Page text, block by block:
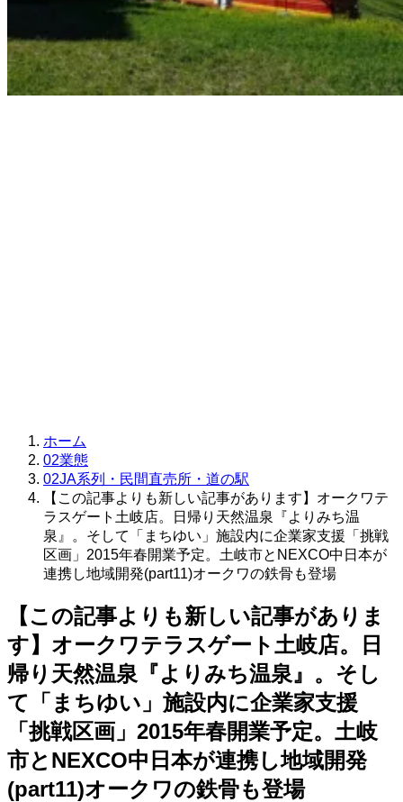
ホーム
02業態
02JA系列・民間直売所・道の駅
【この記事よりも新しい記事があります】オークワテ
ラスゲート土岐店。日帰り天然温泉『よりみち温
泉』。そして「まちゆい」施設内に企業家支援「挑戦
区画」2015年春開業予定。土岐市とNEXCO中日本が
連携し地域開発(part11)オークワの鉄骨も登場
【この記事よりも新しい記事がありま
す】オークワテラスゲート土岐店。日
帰り天然温泉『よりみち温泉』。そし
て「まちゆい」施設内に企業家支援
「挑戦区画」2015年春開業予定。土岐
市とNEXCO中日本が連携し地域開発
(part11)オークワの鉄骨も登場